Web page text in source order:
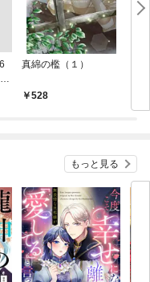
真綿の檻（１）
528
もっと見る